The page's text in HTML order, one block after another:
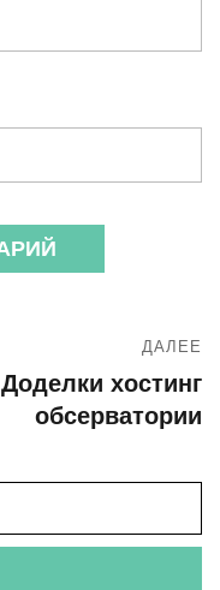
ДАЛЕЕ
Доделки хостинг
обсерватории